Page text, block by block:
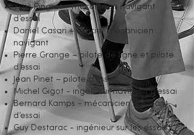
Yves Pingret - mécanicien navigant
d’essai
Daniel Casari – officier mécanicien
navigant
Pierre Grange – pilote de ligne et pilote
d’essai
Jean Pinet – pilote d’essai
Michel Gigot - ingénieur navigant d’essai
Bernard Kamps - mécanicien navigant
d’essai
Guy Destarac - ingénieur sur les essais